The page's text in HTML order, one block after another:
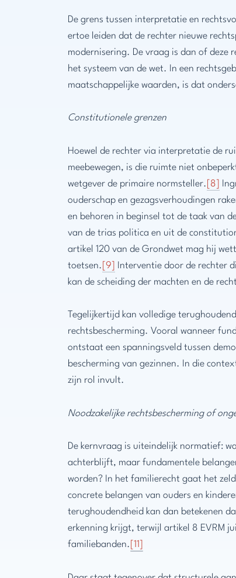
De grens tussen interpretatie en
ertoe leiden dat de rechter nieuwe
modernisering. De vraag is dan of deze
het systeem van de wet. In een
maatschappelijke waarden, is dat
Constitutionele grenzen
Hoewel de rechter via interpretatie de
meebewegen, is die ruimte niet
wetgever de primaire normsteller. [8]
ouderschap en gezagsverhoudingen
en behoren in beginsel tot de taak van
van de trias politica en uit de
artikel 120 van de Grondwet mag hij
toetsen. [9]
Interventie door de rechter
kan de scheiding der machten en de
Tegelijkertijd kan volledige
rechtsbescherming. Vooral wanneer
ontstaat een spanningsveld tussen
bescherming van gezinnen. In die
zijn rol invult.
Noodzakelijke rechtsbescherming of
De kernvraag is uiteindelijk normatief:
achterblijft, maar fundamentele
worden? In het familierecht gaat het
concrete belangen van ouders en
terughoudendheid kan dan betekenen
erkenning krijgt, terwijl artikel 8 EVRM
familiebanden. [11]